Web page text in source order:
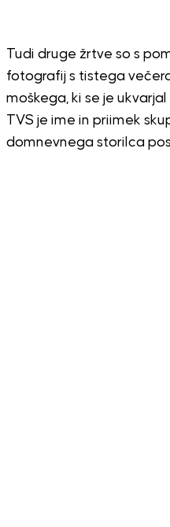
Tudi druge žrtve so s
fotografij s tistega
moškega, ki se je
TVS je ime in priimek
domnevnega storilca